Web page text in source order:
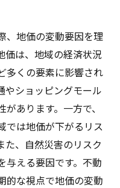
、地価の変動要因を理
価は、地域の経済状況
多くの要素に影響され
やショッピングモール
あります。一方で、
では地価が下がるリス
た、自然災害のリスク
与える要因です。不動
的な視点で地価の変動